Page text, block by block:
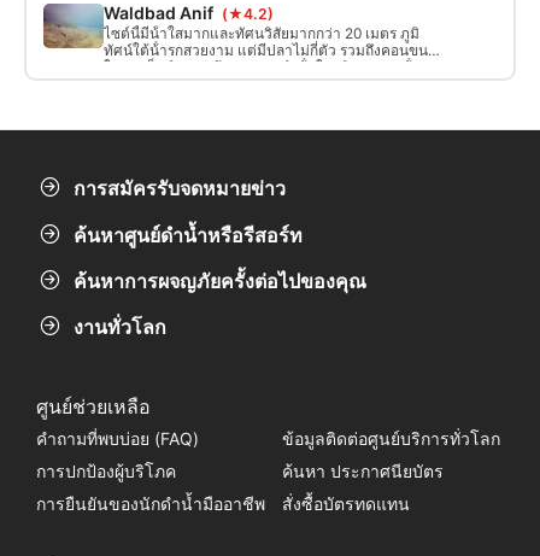
Waldbad Anif (★4.2)
ไซต์นี้มีน้ําใสมากและทัศนวิสัยมากกว่า 20 เมตร ภูมิ
ทัศน์ใต้น้ํารกสวยงาม แต่มีปลาไม่กี่ตัว รวมถึงคอนขนาด
ใหญ่ แม็กซ์ ความลึกของการดําน้ําในบริเวณอาบน้ํา 4 -
5 เมตร อนุญาตให้ดําน้ําใน "ปีกเหนือ" ได้เฉพาะในตอน
การสมัครรับจดหมายข่าว
ค้นหาศูนย์ดำน้ำหรือรีสอร์ท
ค้นหาการผจญภัยครั้งต่อไปของคุณ
งานทั่วโลก
ศูนย์ช่วยเหลือ
คำถามที่พบบ่อย (FAQ)
ข้อมูลติดต่อศูนย์บริการทั่วโลก
การปกป้องผู้บริโภค
ค้นหา ประกาศนียบัตร
การยืนยันของนักดำน้ำมืออาชีพ
สั่งซื้อบัตรทดแทน